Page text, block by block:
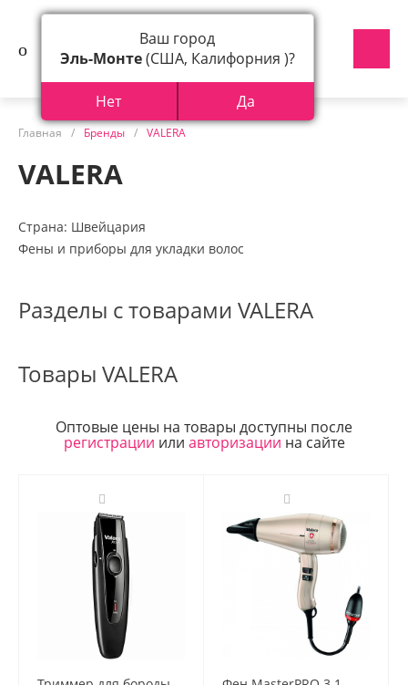
Главная / Бренды / VALERA
VALERA
Страна: Швейцария
Фены и приборы для укладки волос
Разделы с товарами VALERA
Товары VALERA
Оптовые цены на товары доступны после
регистрации или авторизации на сайте
Ваш город
Эль-Монте(США, Калифорния )?
Нет Да